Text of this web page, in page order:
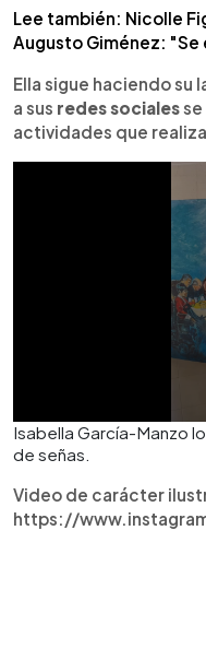
Lee también: Nicolle
Augusto Giménez:
Ella sigue haciendo su
a sus redes sociales
actividades que
Isabella García-Manzo
de señas.
Video de carácter
https://